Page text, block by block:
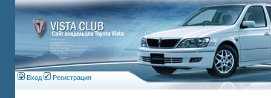
Вход Регистрация